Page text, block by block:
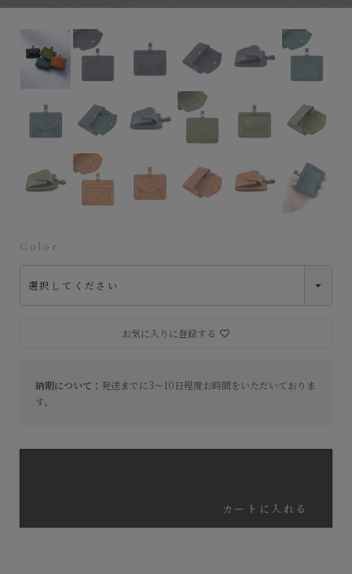
フラソリティ × ワイルドスワンズ IDウォレット
納期について： 発送までに3～10日程度お時間をいただいておりま
す。
Color
お気に入りに登録する
カートに入れる